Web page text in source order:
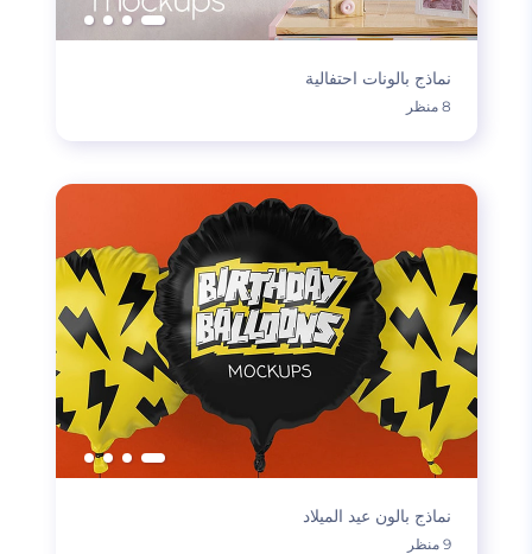
نماذج بالونات احتفالية
8 منظر
نماذج بالون عيد الميلاد
9 منظر